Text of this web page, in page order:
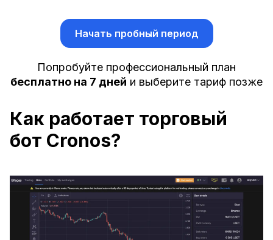
Начать пробный период
Попробуйте профессиональный план
бесплатно на 7 дней и выберите тариф позже
Как работает торговый
бот Cronos?